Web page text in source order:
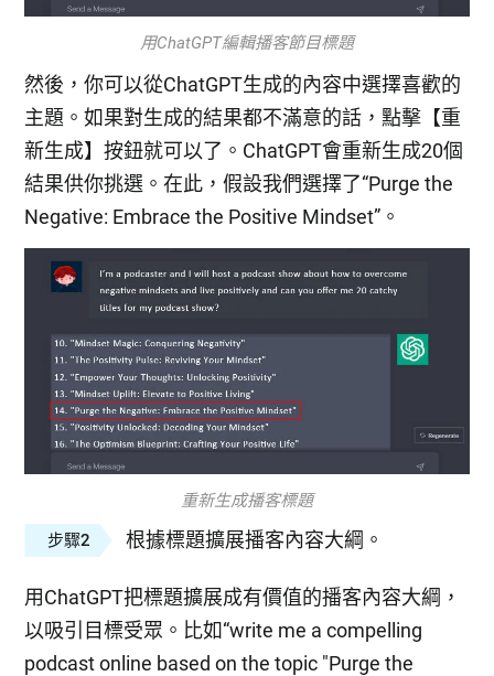
用ChatGPT編輯播客節目標題
然後，你可以從ChatGPT生成的內容中選擇喜歡的
主題。如果對生成的結果都不滿意的話，點擊【重
新生成】按鈕就可以了。ChatGPT會重新生成20個
結果供你挑選。在此，假設我們選擇了“Purge the
Negative: Embrace the Positive Mindset”。
重新生成播客標題
步驟2
根據標題擴展播客內容大綱。
用ChatGPT把標題擴展成有價值的播客內容大綱，
以吸引目標受眾。比如“write me a compelling
podcast online based on the topic "Purge the